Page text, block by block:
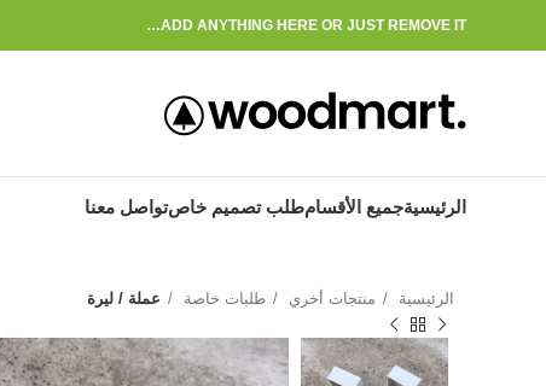
ADD ANYTHING HERE OR JUST REMOVE IT…
الرئيسيةجميع الأقسامطلب تصميم خاصتواصل معنا
الرئيسية منتجات أخري طلبات خاصة عملة / ليرة